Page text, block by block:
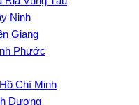
Ninh
Giang
Phước
Chí Minh
Dương